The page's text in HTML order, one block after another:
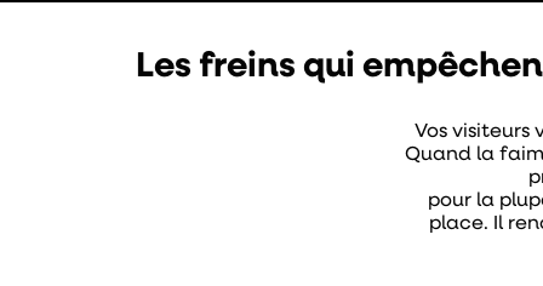
Les freins qui
Vos visiteurs
Quand la
pour la
place. Il